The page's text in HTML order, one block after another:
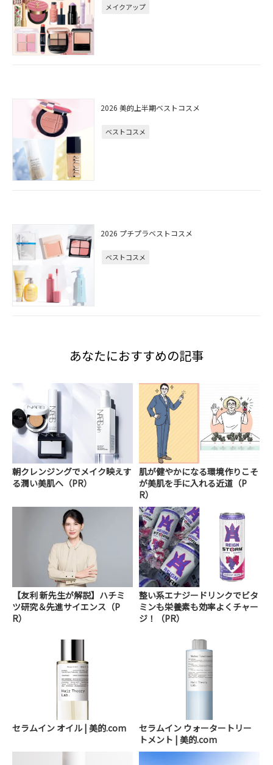
メイクアップ
2026 美的上半期ベストコスメ
ベストコスメ
2026 プチプラベストコスメ
ベストコスメ
あなたにおすすめの記事
朝クレンジングでメイク映えす
る潤い美肌へ（PR）
肌が健やかになる環境作りこそ
が美肌を手に入れる近道（P
R）
【友利 新先生が解説】ハチミ
ツ研究＆先進サイエンス（P
R）
整い系エナジードリンクでビタ
ミンも栄養素も効率よくチャー
ジ！（PR）
セラムイン オイル | 美的.com
セラムイン ウォータートリー
トメント | 美的.com